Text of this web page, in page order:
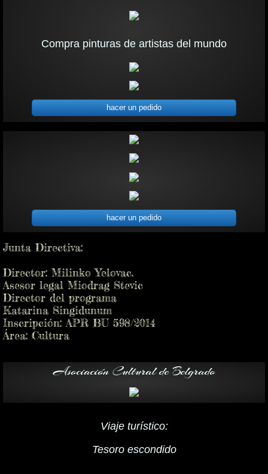
Compra pinturas de artistas del mundo
hacer un pedido
hacer un pedido
Junta Directiva:
Director: Milinko Yelovac.
Asesor legal Miodrag Stevic
Director del programa
Katarina Singidunum
Inscripción: APR BU 598/2014
Área: Cultura
Asociación Cultural de Belgrado
Viaje turístico:
Tesoro escondido